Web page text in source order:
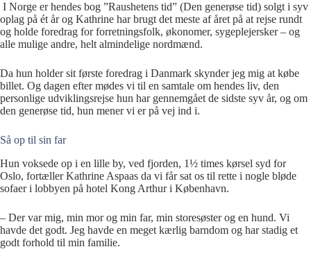
I Norge er hendes bog ”Raushetens tid” (Den generøse tid) solgt i syv
oplag på ét år og Kathrine har brugt det meste af året på at rejse rundt
og holde foredrag for forretningsfolk, økonomer, sygeplejersker – og
alle mulige andre, helt almindelige nordmænd.
Da hun holder sit første foredrag i Danmark skynder jeg mig at købe
billet. Og dagen efter mødes vi til en samtale om hendes liv, den
personlige udviklingsrejse hun har gennemgået de sidste syv år, og om
den generøse tid, hun mener vi er på vej ind i.
Så op til sin far
Hun voksede op i en lille by, ved fjorden, 1½ times kørsel syd for
Oslo, fortæller Kathrine Aspaas da vi får sat os til rette i nogle bløde
sofaer i lobbyen på hotel Kong Arthur i København.
– Der var mig, min mor og min far, min storesøster og en hund. Vi
havde det godt. Jeg havde en meget kærlig barndom og har stadig et
godt forhold til min familie.